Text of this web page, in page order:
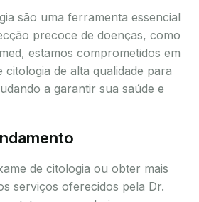
são uma ferramenta essencial
precoce de doenças, como
estamos comprometidos em
de alta qualidade para
a garantir sua saúde e
de citologia ou obter mais
serviços oferecidos pela Dr.